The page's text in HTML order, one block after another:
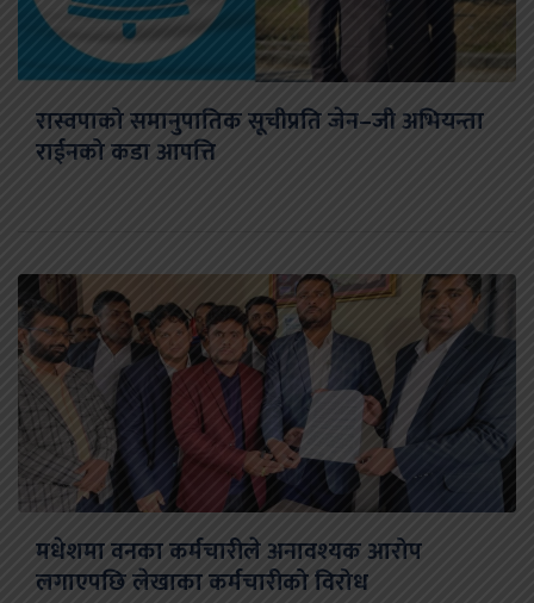
रास्वपाको समानुपातिक सूचीप्रति जेन–जी अभियन्ता
राईनको कडा आपत्ति
मधेशमा वनका कर्मचारीले अनावश्यक आरोप
लगाएपछि लेखाका कर्मचारीको विरोध